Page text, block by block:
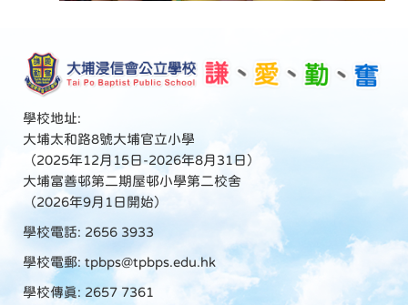
學校地址:
大埔太和路8號大埔官立小學
（2025年12月15日-2026年8月31日）
大埔富善邨第二期屋邨小學第二校舍
（2026年9月1日開始）
學校電話: 2656 3933
學校電郵: tpbps@tpbps.edu.hk
學校傳真: 2657 7361